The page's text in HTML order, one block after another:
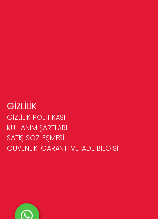
GİZLİLİK
GİZLİLİK POLİTİKASI
KULLANIM ŞARTLARI
SATIŞ SÖZLEŞMESİ
GÜVENLİK-GARANTİ VE İADE BİLGİSİ